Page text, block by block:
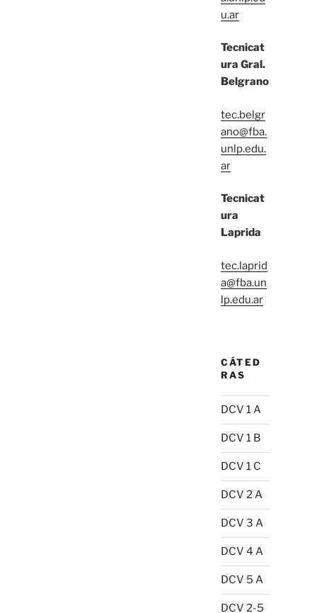
u.ar
Tecnicat
ura Gral.
Belgrano
tec.belgr
ano@fba.
unlp.edu.
ar
Tecnicat
ura
Laprida
tec.laprid
a@fba.un
lp.edu.ar
CÁTED
RAS
DCV 1 A
DCV 1 B
DCV 1 C
DCV 2 A
DCV 3 A
DCV 4 A
DCV 5 A
DCV 2-5